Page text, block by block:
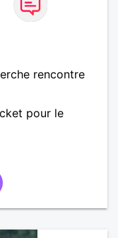
rencontre
pour le